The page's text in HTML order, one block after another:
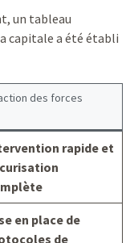
un tableau
capitale a été établi
des forces
rapide et
en place de
de